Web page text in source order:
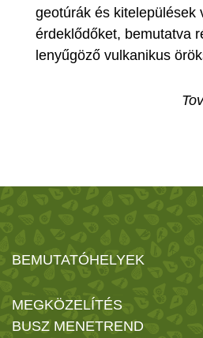
geotúrák és kitelepülések
érdeklődőket, bemutatva
lenyűgöző vulkanikus
BEMUTATÓHELYEK
MEGKÖZELÍTÉS
BUSZ MENETREND